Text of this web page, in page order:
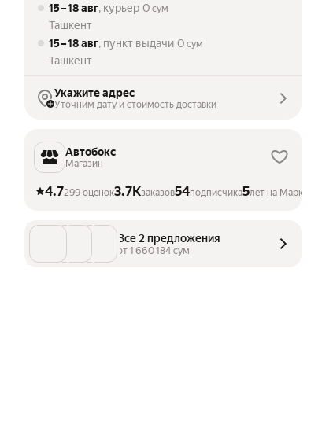
15 – 18 авг, курьер 0 сум
Ташкент
15 – 18 авг, пункт выдачи 0 сум
Ташкент
Укажите адрес
Уточним дату и стоимость доставки
Автобокс
Магазин
4.7299 оценок3.7Kзаказов54подписчика5лет на Маркете
Все 2 предложения
от 1 660 184 сум